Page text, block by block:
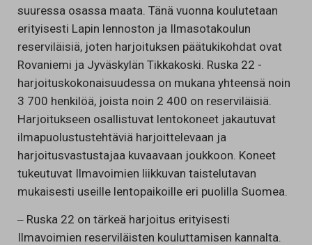
suuressa osassa maata. Tänä vuonna koulutetaan
erityisesti Lapin lennoston ja Ilmasotakoulun
reserviläisiä, joten harjoituksen päätukikohdat ovat
Rovaniemi ja Jyväskylän Tikkakoski. Ruska 22 -
harjoituskokonaisuudessa on mukana yhteensä noin
3 700 henkilöä, joista noin 2 400 on reserviläisiä.
Harjoitukseen osallistuvat lentokoneet jakautuvat
ilmapuolustustehtäviä harjoittelevaan ja
harjoitusvastustajaa kuvaavaan joukkoon. Koneet
tukeutuvat Ilmavoimien liikkuvan taistelutavan
mukaisesti useille lentopaikoille eri puolilla Suomea.
‒ Ruska 22 on tärkeä harjoitus erityisesti
Ilmavoimien reserviläisten kouluttamisen kannalta.